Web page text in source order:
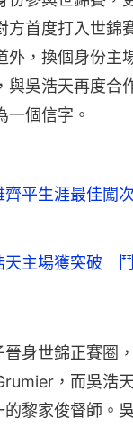
方首度打入世錦
外，換個身份主
與吳浩天再度合
一個信字。
齊平生涯最佳闖
天主場獲突破
身世錦正賽圈
，而吳浩
黎家俊督師。